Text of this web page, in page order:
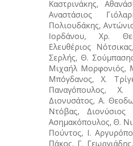
Καστρινάκης,
Αναστάσιος
Πολιουδάκης,
Ιορδάνου, Χρ.
Ελευθέριος
Σερλής, Θ.
Μιχαήλ Μορφονιός,
Μπόγδανος, Χ.
Παναγόπουλος,
Διονυσάτος, Α.
Ντόβας,
Ασημακόπουλος, Θ.
Πούντος, Ι.
Πάκος, Γ.